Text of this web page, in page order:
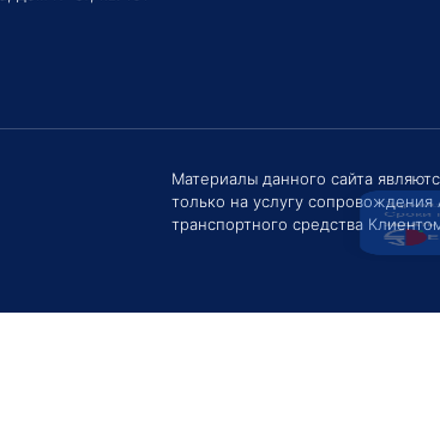
Материалы данного сайта
только на услугу
транспортного средства